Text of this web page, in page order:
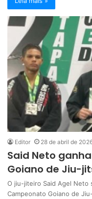
Editor 28 de abril de
Said Neto
Goiano de Jiu-
O jiu-jiteiro Said Agel Neto
Campeonato Goiano de